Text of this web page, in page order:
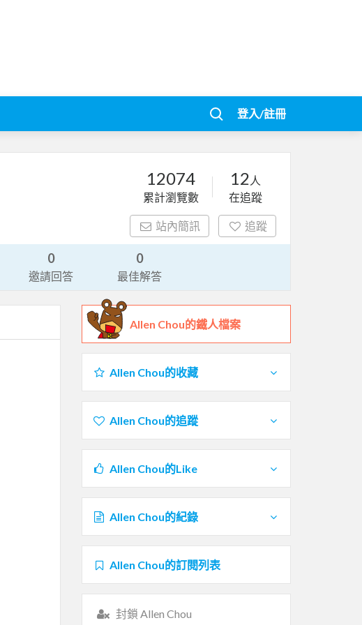
登入/註冊
12074
累計瀏覽數
12 人
在追蹤
站內簡訊 追蹤
0
邀請回答
0
最佳解答
Allen Chou的鐵人檔案
Allen Chou的收藏
Allen Chou的追蹤
Allen Chou的Like
Allen Chou的紀錄
Allen Chou的訂閱列表
封鎖 Allen Chou